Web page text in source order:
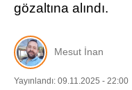
gözaltına alındı.
Mesut İnan
Yayınlandı: 09.11.2025 - 22:00